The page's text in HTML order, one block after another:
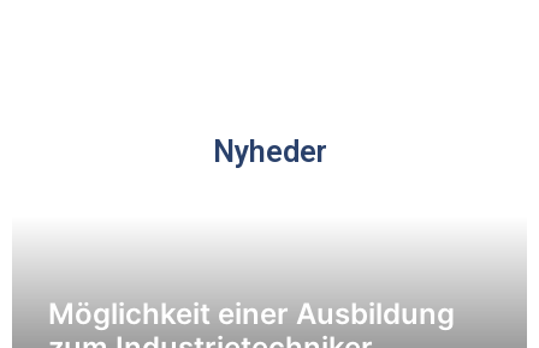
Nyheder
Möglichkeit einer Ausbildung